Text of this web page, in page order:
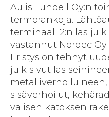
Aulis Lundell Oy:n
termorankoja.
terminaali 2:n
vastannut Nordec
Eristys on tehnyt
julkisivut
sisäverhoilut,
välisen katoksen